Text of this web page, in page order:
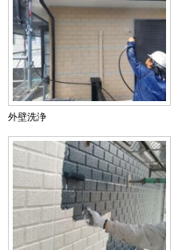
外壁洗浄